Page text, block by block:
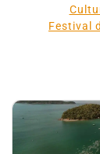
Festival